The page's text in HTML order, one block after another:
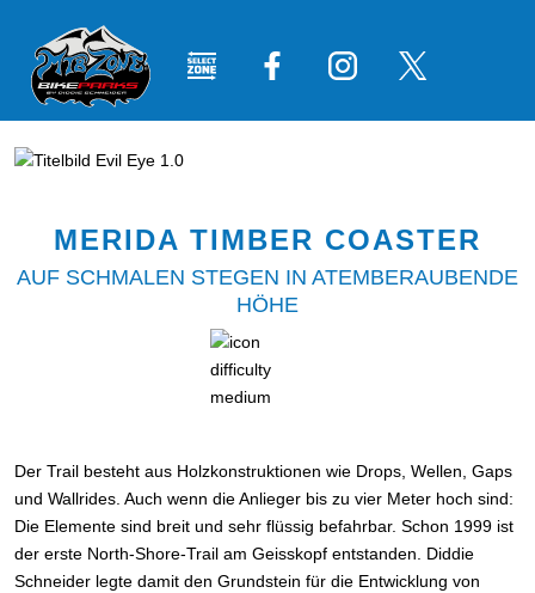
MERIDA TIMBER COASTER
AUF SCHMALEN STEGEN IN ATEMBERAUBENDE
HÖHE
Der Trail besteht aus Holzkonstruktionen wie Drops, Wellen, Gaps
und Wallrides. Auch wenn die Anlieger bis zu vier Meter hoch sind:
Die Elemente sind breit und sehr flüssig befahrbar. Schon 1999 ist
der erste North-Shore-Trail am Geisskopf entstanden. Diddie
Schneider legte damit den Grundstein für die Entwicklung von